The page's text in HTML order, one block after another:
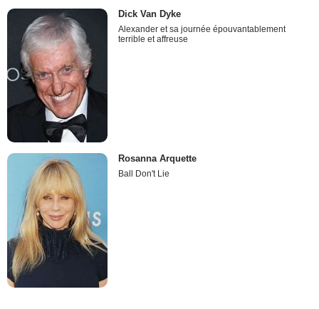
Dick Van Dyke
Alexander et sa journée épouvantablement
terrible et affreuse
Rosanna Arquette
Ball Don't Lie